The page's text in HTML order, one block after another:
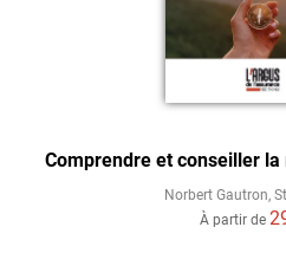
Comprendre et conseiller
Norbert Gautron,
À partir de